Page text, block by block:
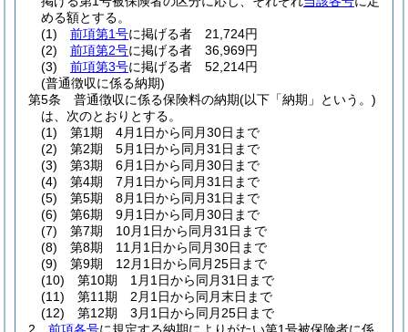
める額とする。
(1)
前項第1号に掲げる者 21,724円
(2)
前項第2号に掲げる者 36,969円
(3)
前項第3号に掲げる者 52,214円
(普通徴収に係る納期)
第5条
普通徴収に係る保険料の納期(以下「納期」という。)
は、次のとおりとする。
(1)
第1期 4月1日から同月30日まで
(2)
第2期 5月1日から同月31日まで
(3)
第3期 6月1日から同月30日まで
(4)
第4期 7月1日から同月31日まで
(5)
第5期 8月1日から同月31日まで
(6)
第6期 9月1日から同月30日まで
(7)
第7期 10月1日から同月31日まで
(8)
第8期 11月1日から同月30日まで
(9)
第9期 12月1日から同月25日まで
(10)
第10期 1月1日から同月31日まで
(11)
第11期 2月1日から同月末日まで
(12)
第12期 3月1日から同月25日まで